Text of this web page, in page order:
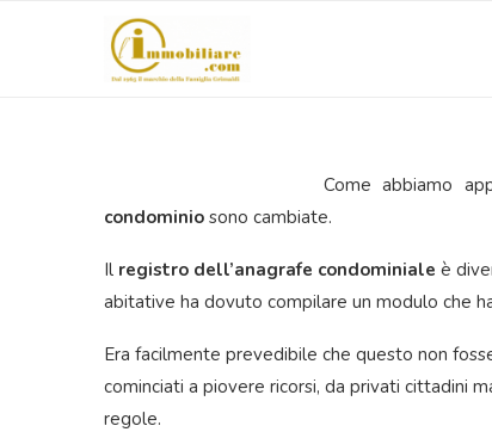
Come abbiamo
condominio sono cambiate.
Il registro dell’anagrafe condominiale è
abitative ha dovuto compilare un modulo che
Era facilmente prevedibile che questo non
cominciati a piovere ricorsi, da privati cittadini
regole.